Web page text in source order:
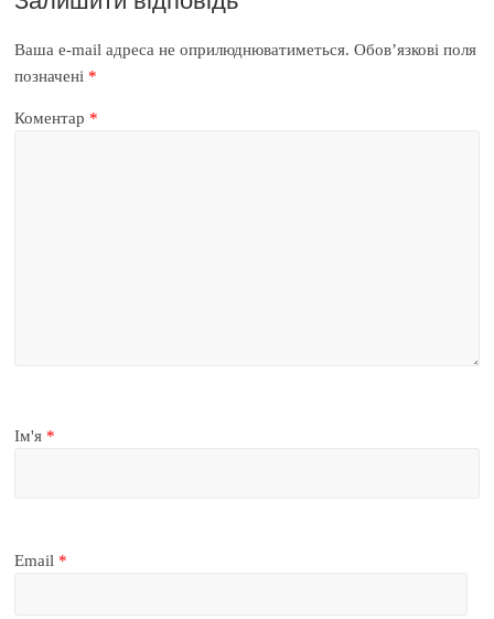
Ваша e-mail адреса не оприлюднюватиметься. Обов’язкові поля
позначені *
Коментар *
Ім'я *
Email *